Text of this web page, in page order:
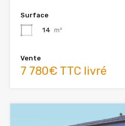
Surface
14 m²
Vente
7 780€ TTC livré